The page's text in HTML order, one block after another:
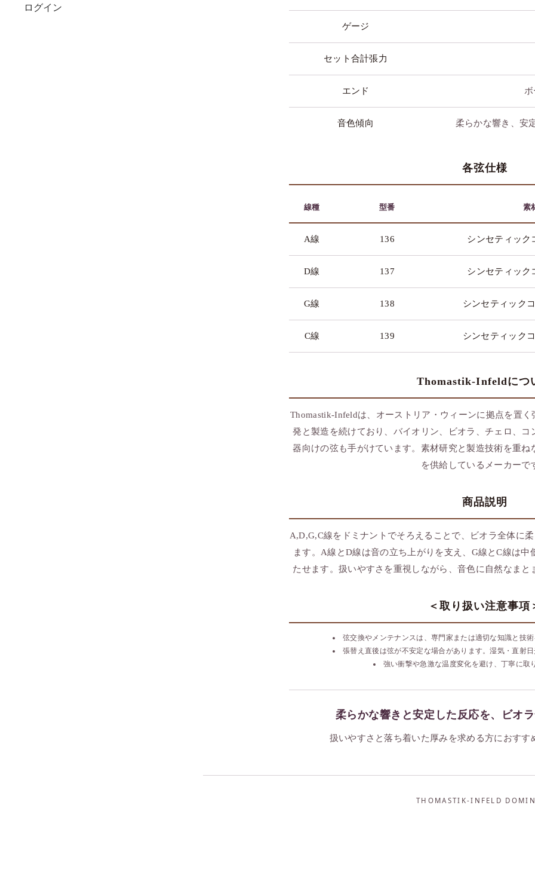
ログイン
ゲージ
セット合計張力
エンド ボ
音色傾向 柔らかな響き、安
各弦仕様
線種 型番 素
A線 136 シンセティック
D線 137 シンセティック
G線 138 シンセティック
C線 139 シンセティック
Thomastik-Infeldにつ
Thomastik-Infeldは、オーストリア・ウィーンに拠点を置
発と製造を続けており、バイオリン、ビオラ、チェロ、
器向けの弦も手がけています。素材研究と製造技術を重
を供給しているメーカーで
商品説明
A,D,G,C線をドミナントでそろえることで、ビオラ全体に
ます。A線とD線は音の立ち上がりを支え、G線とC線は
たせます。扱いやすさを重視しながら、音色に自然なま
＜取り扱い注意事項
弦交換やメンテナンスは、専門家または適切な知識と技
張替え直後は弦が不安定な場合があります。湿気・直射
強い衝撃や急激な温度変化を避け、丁寧に取
柔らかな響きと安定した反応を、ビオ
扱いやすさと落ち着いた厚みを求める方におすす
THOMASTIK-INFELD